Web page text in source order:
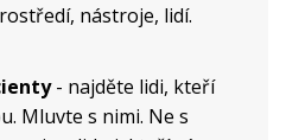
nástroje, lidí.
- najděte lidi, kteří
Mluvte s nimi. Ne s